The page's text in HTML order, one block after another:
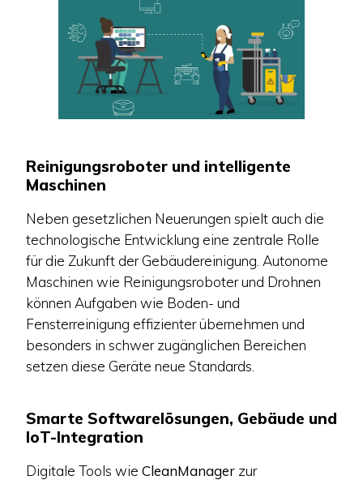
Reinigungsroboter und intelligente
Maschinen
Neben gesetzlichen Neuerungen spielt auch die
technologische Entwicklung eine zentrale Rolle
für die Zukunft der Gebäudereinigung. Autonome
Maschinen wie Reinigungsroboter und Drohnen
können Aufgaben wie Boden- und
Fensterreinigung effizienter übernehmen und
besonders in schwer zugänglichen Bereichen
setzen diese Geräte neue Standards.
Smarte Softwarelösungen, Gebäude und
IoT-Integration
Digitale Tools wie CleanManager zur